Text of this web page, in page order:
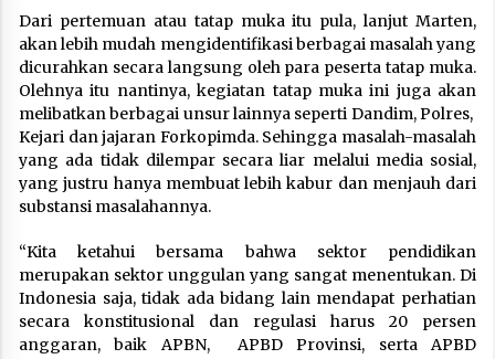
Dari pertemuan atau tatap muka itu pula, lanjut Marten,
akan lebih mudah mengidentifikasi berbagai masalah yang
dicurahkan secara langsung oleh para peserta tatap muka.
Olehnya itu nantinya, kegiatan tatap muka ini juga akan
melibatkan berbagai unsur lainnya seperti Dandim, Polres,
Kejari dan jajaran Forkopimda. Sehingga masalah-masalah
yang ada tidak dilempar secara liar melalui media sosial,
yang justru hanya membuat lebih kabur dan menjauh dari
substansi masalahannya.
“Kita ketahui bersama bahwa sektor pendidikan
merupakan sektor unggulan yang sangat menentukan. Di
Indonesia saja, tidak ada bidang lain mendapat perhatian
secara konstitusional dan regulasi harus 20 persen
anggaran, baik APBN, APBD Provinsi, serta APBD